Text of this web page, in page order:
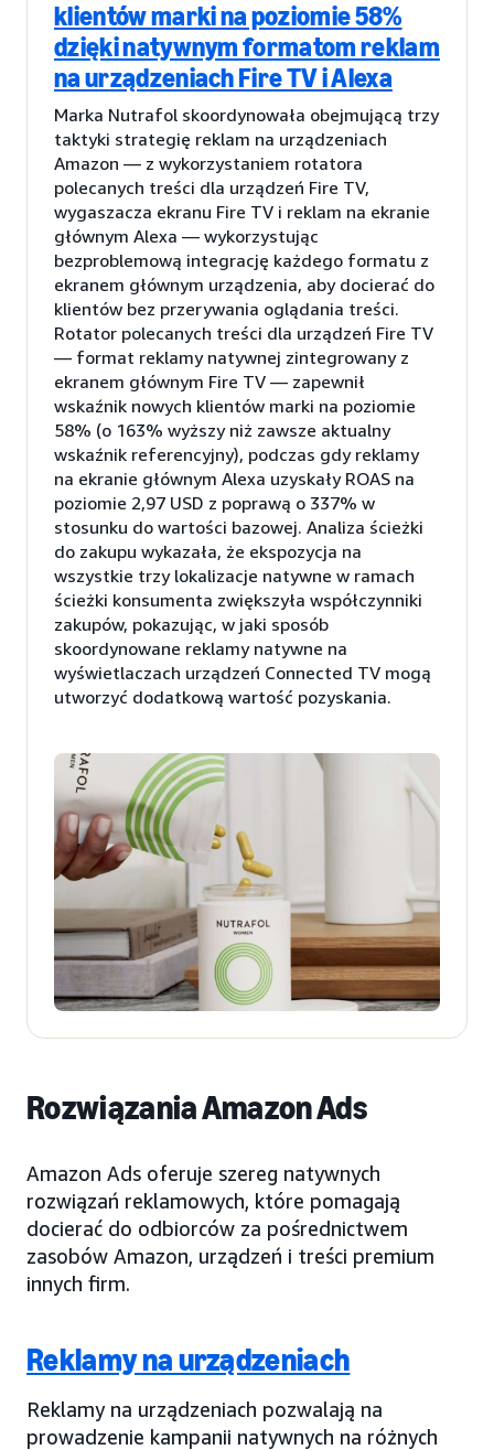
klientów marki na poziomie 58%
dzięki natywnym formatom reklam
na urządzeniach Fire TV i Alexa
Marka Nutrafol skoordynowała obejmującą trzy
taktyki strategię reklam na urządzeniach
Amazon — z wykorzystaniem rotatora
polecanych treści dla urządzeń Fire TV,
wygaszacza ekranu Fire TV i reklam na ekranie
głównym Alexa — wykorzystując
bezproblemową integrację każdego formatu z
ekranem głównym urządzenia, aby docierać do
klientów bez przerywania oglądania treści.
Rotator polecanych treści dla urządzeń Fire TV
— format reklamy natywnej zintegrowany z
ekranem głównym Fire TV — zapewnił
wskaźnik nowych klientów marki na poziomie
58% (o 163% wyższy niż zawsze aktualny
wskaźnik referencyjny), podczas gdy reklamy
na ekranie głównym Alexa uzyskały ROAS na
poziomie 2,97 USD z poprawą o 337% w
stosunku do wartości bazowej. Analiza ścieżki
do zakupu wykazała, że ekspozycja na
wszystkie trzy lokalizacje natywne w ramach
ścieżki konsumenta zwiększyła współczynniki
zakupów, pokazując, w jaki sposób
skoordynowane reklamy natywne na
wyświetlaczach urządzeń Connected TV mogą
utworzyć dodatkową wartość pozyskania.
Rozwiązania Amazon Ads
Amazon Ads oferuje szereg natywnych
rozwiązań reklamowych, które pomagają
docierać do odbiorców za pośrednictwem
zasobów Amazon, urządzeń i treści premium
innych firm.
Reklamy na urządzeniach
Reklamy na urządzeniach pozwalają na
prowadzenie kampanii natywnych na różnych